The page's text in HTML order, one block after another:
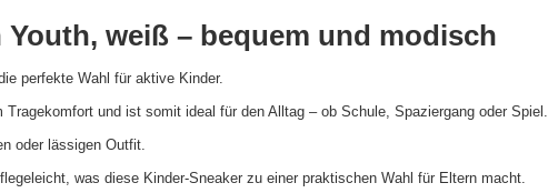
weiß – bequem und modisch
perfekte Wahl für aktive Kinder.
und ist somit ideal für den Alltag – ob Schule, Spaziergang oder Spiel.
oder lässigen Outfit.
was diese Kinder-Sneaker zu einer praktischen Wahl für Eltern macht.